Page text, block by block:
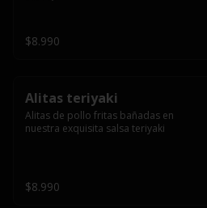
$8.990
Alitas teriyaki
Alitas de pollo fritas bañadas en
nuestra exquisita salsa teriyaki
$8.990